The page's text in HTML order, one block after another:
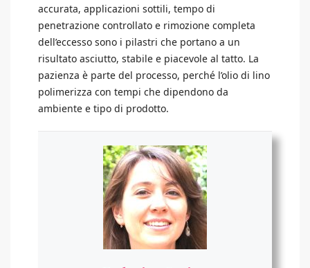
accurata, applicazioni sottili, tempo di
penetrazione controllato e rimozione completa
dell’eccesso sono i pilastri che portano a un
risultato asciutto, stabile e piacevole al tatto. La
pazienza è parte del processo, perché l’olio di lino
polimerizza con tempi che dipendono da
ambiente e tipo di prodotto.